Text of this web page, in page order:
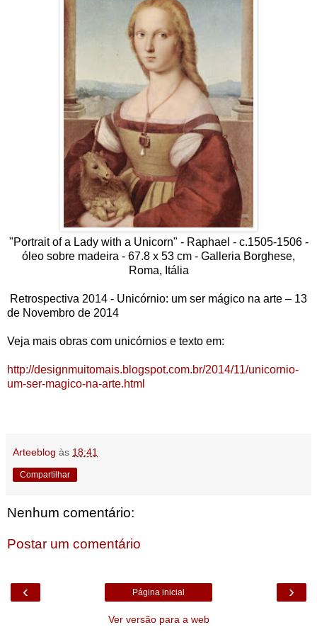
"Portrait of a Lady with a Unicorn" - Raphael - c.1505-1506 -
óleo sobre madeira - 67.8 x 53 cm - Galleria Borghese,
Roma, Itália
Retrospectiva 2014 - Unicórnio: um ser mágico na arte – 13
de Novembro de 2014
Veja mais obras com unicórnios e texto em:
http://designmuitomais.blogspot.com.br/2014/11/unicornio-
um-ser-magico-na-arte.html
Arteeblog às 18:41
Compartilhar
Nenhum comentário:
Postar um comentário
‹ ›
Página inicial
Ver versão para a web